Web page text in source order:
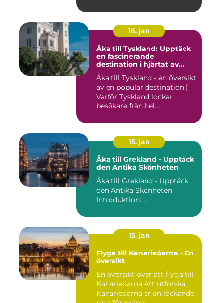
16. jan
Åka till Tyskland: Upptäck
en fascinerande
destination i hjärtat av
Europa
Åka till Tyskland - en översikt
av en populär destination [
Varför Tyskland lockar
besökare från hel...
15. jan
Åka till Grekland - Upptäck
den Antika Skönheten
Åka till Grekland - Upptäck
den Antika Skönheten
Introduktion: ...
15. jan
Flyga till Kanarieöarna - En
översikt
En översikt över att flyga till
Kanarieöarna Att utforska
Kanarieöarna är en lockande